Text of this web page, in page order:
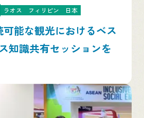
ラオス フィリピン 日本
可能な観光におけるベス
知識共有セッションを